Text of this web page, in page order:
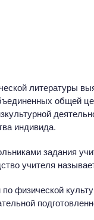
литературы
общей
индивида.
задания
учителя
физической